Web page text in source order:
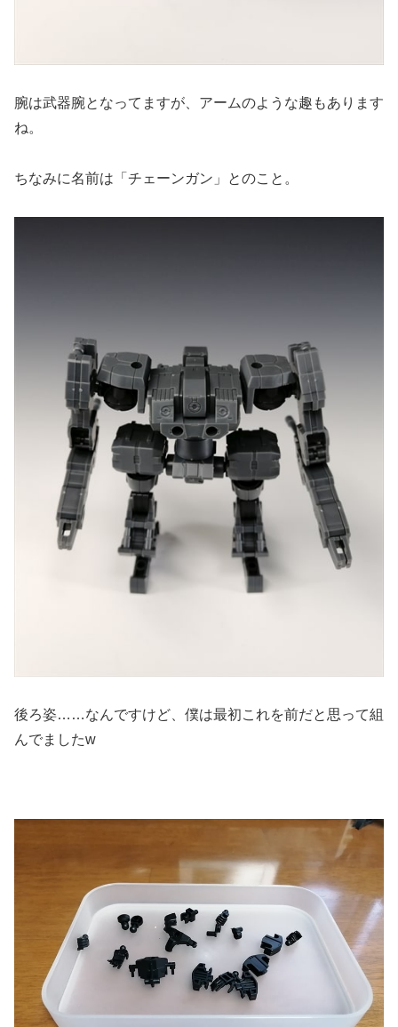
腕は武器腕となってますが、アームのような趣もあります
ね。
ちなみに名前は「チェーンガン」とのこと。
後ろ姿……なんですけど、僕は最初これを前だと思って組
んでましたw